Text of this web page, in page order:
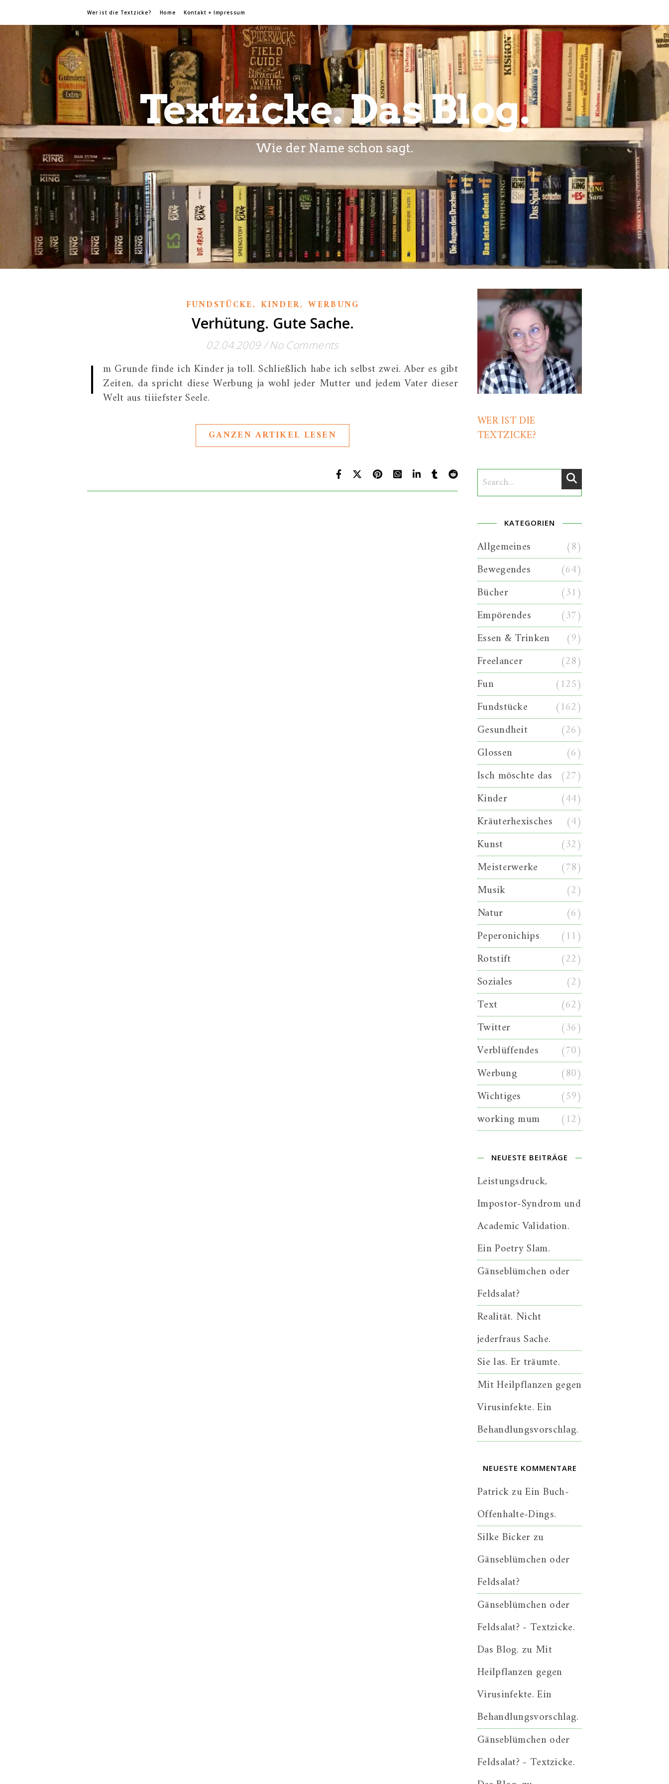
Wer ist die Textzicke? Home Kontakt + Impressum
Textzicke. Das Blog.
Wie der Name schon sagt.
FUNDSTÜCKE, KINDER,WERBUNG
Verhütung. Gute Sache.
02.04.2009 / No Comments
I m Grunde finde ich Kinder ja toll. Schließlich habe ich selbst zwei. Aber es gibt
Zeiten, da spricht diese Werbung ja wohl jeder Mutter und jedem Vater dieser
Welt aus tiiiefster Seele.
GANZEN ARTIKEL LESEN
WER IST DIE
TEXTZICKE?
KATEGORIEN
Allgemeines
(8)
Bewegendes
(64)
Bücher
(31)
Empörendes
(37)
Essen & Trinken
(9)
Freelancer
(28)
Fun
(125)
Fundstücke
(162)
Gesundheit
(26)
Glossen
(6)
Isch möschte das (27)
Kinder
(44)
Kräuterhexisches
(4)
Kunst
(32)
Meisterwerke
(78)
Musik
(2)
Natur
(6)
Peperonichips
(11)
Rotstift
(22)
Soziales
(2)
Text
(62)
Twitter
(36)
Verblüffendes
(70)
Werbung
(80)
Wichtiges
(59)
working mum
(12)
NEUESTE BEITRÄGE
Leistungsdruck,
Impostor-Syndrom und
Academic Validation.
Ein Poetry Slam.
Gänseblümchen oder
Feldsalat?
Realität. Nicht
jederfraus Sache.
Sie las. Er träumte.
Mit Heilpflanzen gegen
Virusinfekte. Ein
Behandlungsvorschlag.
NEUESTE KOMMENTARE
PatrickzuEin Buch-
Offenhalte-Dings.
Silke Bickerzu
Gänseblümchen oder
Feldsalat?
Gänseblümchen oder
Feldsalat? - Textzicke.
Das Blog. zu Mit
Heilpflanzen gegen
Virusinfekte. Ein
Behandlungsvorschlag.
Gänseblümchen oder
Feldsalat? - Textzicke.